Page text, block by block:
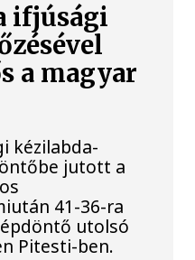
ifjúsági
a magyar
kézilabda-
jutott a
41-36-ra
utolsó
Pitesti-ben.